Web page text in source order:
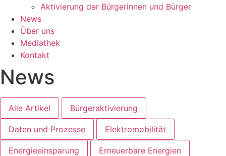
Aktivierung der Bürgerinnen und Bürger
News
Über uns
Mediathek
Kontakt
News
Alle Artikel Bürgeraktivierung
Daten und Prozesse Elektromobilität
Energieeinsparung Erneuerbare Energien